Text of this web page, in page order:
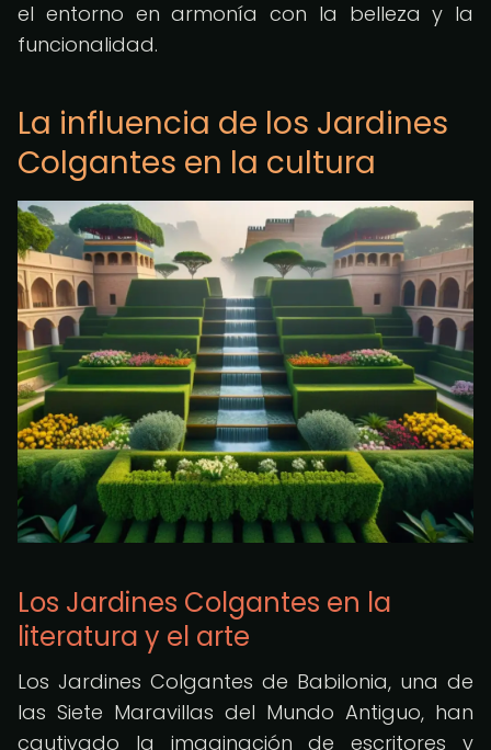
el entorno en armonía con la belleza y la
funcionalidad.
La influencia de los Jardines
Colgantes en la cultura
Los Jardines Colgantes en la
literatura y el arte
Los Jardines Colgantes de Babilonia, una de
las Siete Maravillas del Mundo Antiguo, han
cautivado la imaginación de escritores y